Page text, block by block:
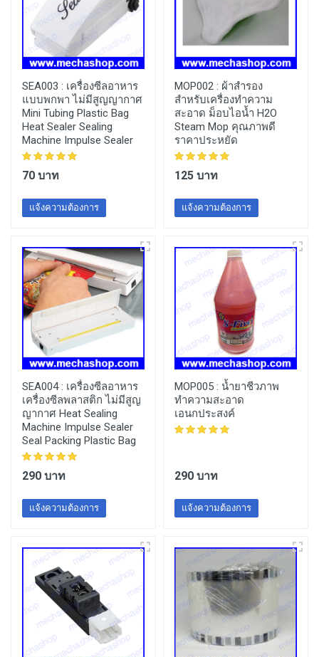
SEA003 : เครื่องซีลอาหาร
แบบพกพา ไม่มีสูญญากาศ
Mini Tubing Plastic Bag
Heat Sealer Sealing
Machine Impulse Sealer
70 บาท
แจ้งความต้องการ
MOP002 : ผ้าสำรอง
สำหรับเครื่องทำความ
สะอาด ม็อบไอน้ำ H2O
Steam Mop คุณภาพดี
ราคาประหยัด
125 บาท
แจ้งความต้องการ
SEA004 : เครื่องซีลอาหาร
เครื่องซีลพลาสติก ไม่มีสูญ
ญากาศ Heat Sealing
Machine Impulse Sealer
Seal Packing Plastic Bag
290 บาท
แจ้งความต้องการ
MOP005 : น้ำยาชีวภาพ
ทำความสะอาด
เอนกประสงค์
290 บาท
แจ้งความต้องการ